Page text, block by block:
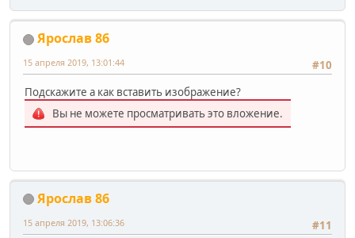
Ярослав 86
#10
15 апреля 2019, 13:01:44
Подскажите а как вставить изображение?
Вы не можете просматривать это вложение.
Ярослав 86
#11
15 апреля 2019, 13:06:36